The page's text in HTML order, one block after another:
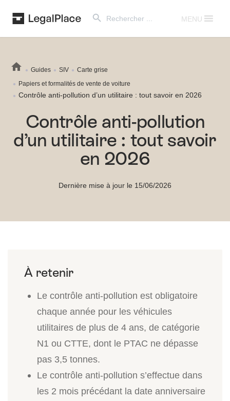
for:
MENU
Guides SIV
Carte grise
Papiers et formalités de vente de voiture
Contrôle anti-pollution d’un utilitaire : tout savoir en 2026
Contrôle anti-pollution
d’un utilitaire : tout savoir
en 2026
Dernière mise à jour le 15/06/2026
Le contrôle anti-pollution est obligatoire
chaque année pour les véhicules
utilitaires de plus de 4 ans, de catégorie
N1 ou CTTE, dont le PTAC ne dépasse
pas 3,5 tonnes.
Le contrôle anti-pollution s’effectue dans
les 2 mois précédant la date anniversaire